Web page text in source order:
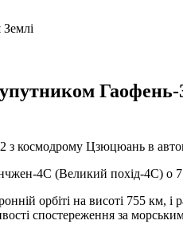
з космодрому Цзюцюань в
4С (Великий похід-4С) о
орбіті на висоті 755 км,
спостереження за